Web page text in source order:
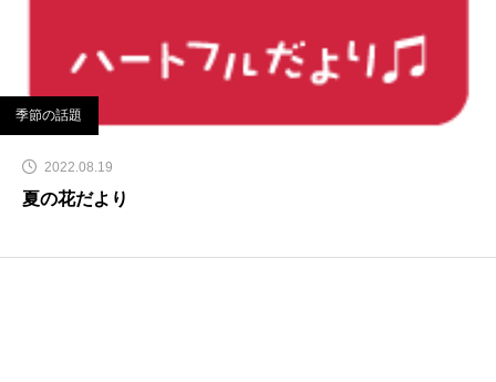
季節の話題
2022.08.19
夏の花だより